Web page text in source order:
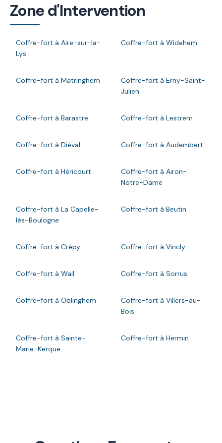
Zone d'Intervention
Coffre-fort à Aire-sur-la-
Lys
Coffre-fort à Widehem
Coffre-fort à Matringhem
Coffre-fort à Erny-Saint-
Julien
Coffre-fort à Barastre Coffre-fort à Lestrem
Coffre-fort à Diéval Coffre-fort à Audembert
Coffre-fort à Héricourt
Coffre-fort à Airon-
Notre-Dame
Coffre-fort à La Capelle-
lès-Boulogne
Coffre-fort à Beutin
Coffre-fort à Crépy Coffre-fort à Vincly
Coffre-fort à Wail Coffre-fort à Sorrus
Coffre-fort à Oblinghem
Coffre-fort à Villers-au-
Bois
Coffre-fort à Sainte-
Marie-Kerque
Coffre-fort à Hermin